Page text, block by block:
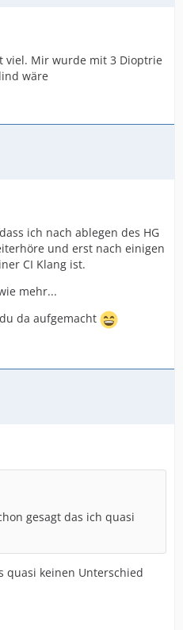
viel. Mir wurde mit 3 Dioptrie
wäre
ich nach ablegen des HG
und erst nach einigen
CI Klang ist.
mehr...
da aufgemacht
gesagt das ich quasi
quasi keinen Unterschied